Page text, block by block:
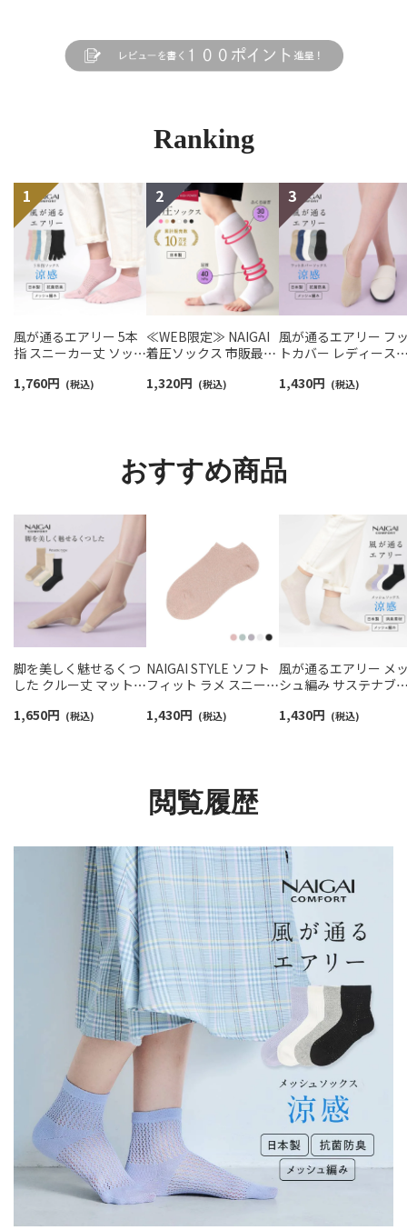
Ranking
風が通るエアリー 5本
指 スニーカー丈 ソック
抗菌防臭 NAIGAI
1,760円 (税込)
≪WEB限定≫ NAIGAI
着圧ソックス 市販最強
階圧力設計 強圧 足首
1,320円 (税込)
風が通るエアリー フ
トカバー レディース
03022420
1,430円 (税込)
おすすめ商品
脚を美しく魅せるくつ
した クルー丈 マットタ
COMFORT レディース
1,650円 (税込)
NAIGAI STYLE ソフト
フィット ラメ スニーカ
ス 03098050
1,430円 (税込)
風が通るエアリー メ
シュ編み サステナブ
臭素材 レディース
1,430円 (税込)
閲覧履歴